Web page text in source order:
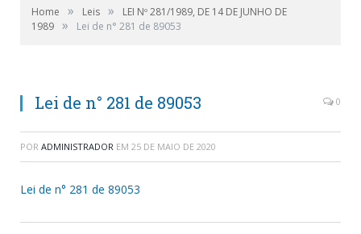
Home » Leis »
LEI Nº 281/1989, DE 14 DE JUNHO DE
1989 » Lei de n° 281 de 89053
Lei de n° 281 de 89053 0
POR ADMINISTRADOR EM 25 DE MAIO DE 2020
Lei de n° 281 de 89053